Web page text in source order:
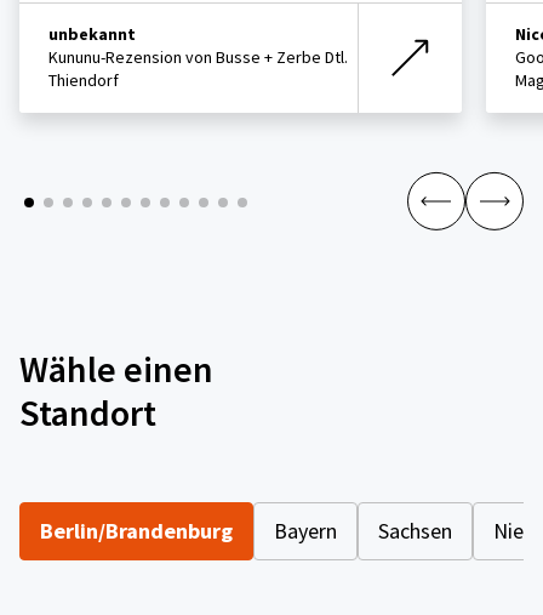
unbekannt
Kununu-Rezension von Busse + Zerbe Dtl.
Thiendorf
Wähle einen
Standort
Berlin/Brandenburg Bayern Sachsen